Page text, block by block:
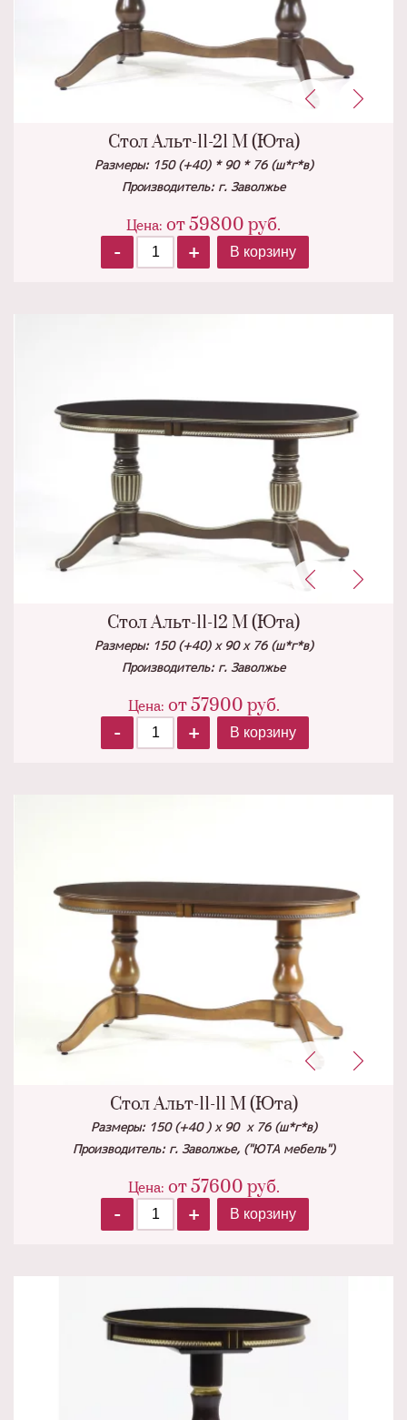
Стол Альт-11-21 М (Юта)
Размеры: 150 (+40) * 90 * 76 (ш*г*в)
Производитель: г. Заволжье
Цена: от59800 руб.
-
+ В корзину
Стол Альт-11-12 М (Юта)
Размеры: 150 (+40) х 90 х 76 (ш*г*в)
Производитель: г. Заволжье
Цена: от57900 руб.
-
+ В корзину
Стол Альт-11-11 М (Юта)
Размеры: 150 (+40 ) х 90 х 76 (ш*г*в)
Производитель: г. Заволжье, ("ЮТА мебель")
Цена: от57600 руб.
-
+ В корзину